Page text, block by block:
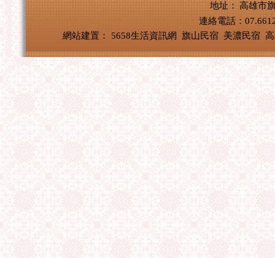
地址： 高雄市
連絡電話：
網站建置：
5658生活資訊網 旗山民宿 美濃民宿